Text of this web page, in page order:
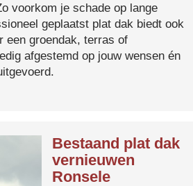
voorkom je schade op lange
geplaatst plat dak biedt ook
een groendak, terras of
afgestemd op jouw wensen én
Bestaand plat dak
vernieuwen
Ronsele